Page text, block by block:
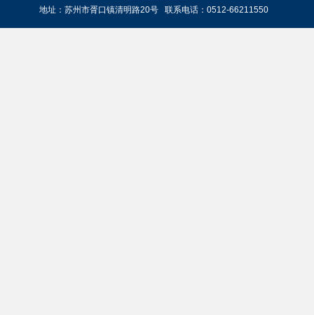
地址：苏州市胥口镇清明路20号 联系电话：0512-66211550